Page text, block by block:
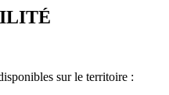
sur le territoire :